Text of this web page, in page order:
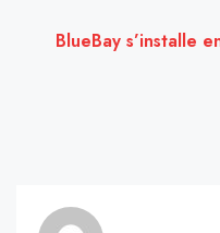
BlueBay s’installe